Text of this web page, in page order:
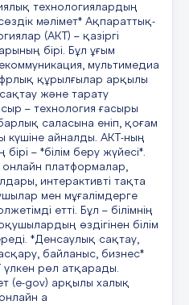
технологиялардың
мәлімет* Ақпараттық-
(АКТ) – қазіргі
бірі. Бұл ұғым
мультимедиа
құрылғылар арқылы
және тарату
– технология ғасыры
саласына еніп, қоғам
күшіне айналды. АКТ-ның
– *білім беру жүйесі*.
платформалар,
интерактивті тақта
мен мұғалімдерге
етті. Бұл – білімнің
өздігінен білім
*Денсаулық сақтау,
байланыс, бизнес*
рөл атқарады.
(e-gov) арқылы халық
а